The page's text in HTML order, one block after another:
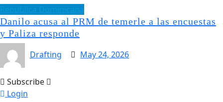
Danilo acusa al PRM de temerle a las encuestas
y Paliza responde
Drafting
May 24, 2026
Subscribe
Login